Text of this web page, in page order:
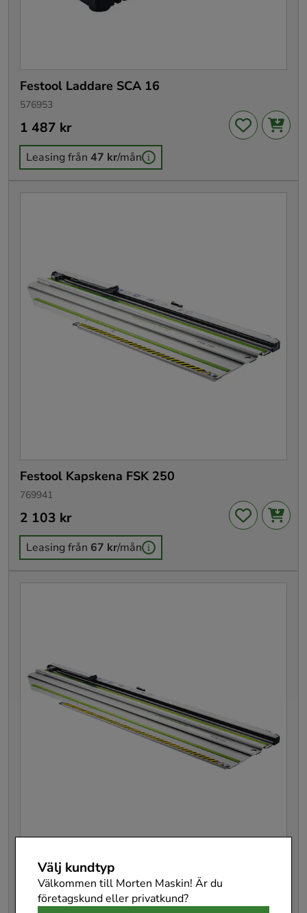
Välj kundtyp
Välkommen till Morten Maskin! Är du
företagskund eller privatkund?
Festool Laddare SCA 16
576953
Pris:1 487 kr
1 487 kr
Leasing från 47 kr/mån
Festool Kapskena FSK 250
769941
Pris :2 103 kr
2 103 kr
Leasing från 67 kr/mån
Festool Kapskena FSK 420
769942
Pris:2 426 kr
2 426 kr